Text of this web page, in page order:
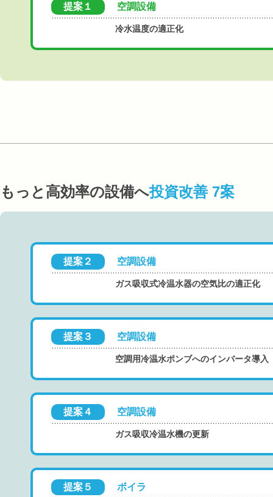
提案１ 空調設備
冷水温度の適正化
もっと高効率の設備へ投資改善 7案
提案２ 空調設備
ガス吸収式冷温水器の空気比の適正化
提案３ 空調設備
空調用冷温水ポンブへのインバータ導入
提案４ 空調設備
ガス吸収冷温水機の更新
提案５ ボイラ